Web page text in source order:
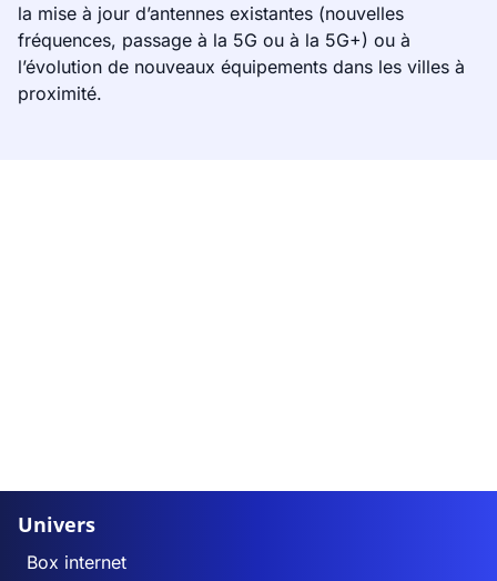
la mise à jour d’antennes existantes (nouvelles
fréquences, passage à la 5G ou à la 5G+) ou à
l’évolution de nouveaux équipements dans les villes à
proximité.
Univers
Box internet